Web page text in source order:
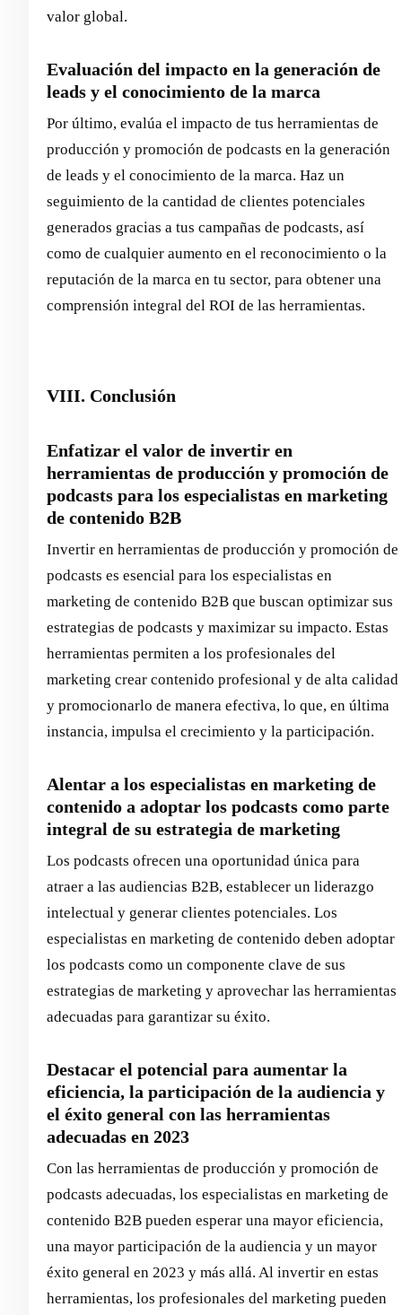
valor global.
Evaluación del impacto en la generación de
leads y el conocimiento de la marca
Por último, evalúa el impacto de tus herramientas de
producción y promoción de podcasts en la generación
de leads y el conocimiento de la marca. Haz un
seguimiento de la cantidad de clientes potenciales
generados gracias a tus campañas de podcasts, así
como de cualquier aumento en el reconocimiento o la
reputación de la marca en tu sector, para obtener una
comprensión integral del ROI de las herramientas.
VIII. Conclusión
Enfatizar el valor de invertir en
herramientas de producción y promoción de
podcasts para los especialistas en marketing
de contenido B2B
Invertir en herramientas de producción y promoción de
podcasts es esencial para los especialistas en
marketing de contenido B2B que buscan optimizar sus
estrategias de podcasts y maximizar su impacto. Estas
herramientas permiten a los profesionales del
marketing crear contenido profesional y de alta calidad
y promocionarlo de manera efectiva, lo que, en última
instancia, impulsa el crecimiento y la participación.
Alentar a los especialistas en marketing de
contenido a adoptar los podcasts como parte
integral de su estrategia de marketing
Los podcasts ofrecen una oportunidad única para
atraer a las audiencias B2B, establecer un liderazgo
intelectual y generar clientes potenciales. Los
especialistas en marketing de contenido deben adoptar
los podcasts como un componente clave de sus
estrategias de marketing y aprovechar las herramientas
adecuadas para garantizar su éxito.
Destacar el potencial para aumentar la
eficiencia, la participación de la audiencia y
el éxito general con las herramientas
adecuadas en 2023
Con las herramientas de producción y promoción de
podcasts adecuadas, los especialistas en marketing de
contenido B2B pueden esperar una mayor eficiencia,
una mayor participación de la audiencia y un mayor
éxito general en 2023 y más allá. Al invertir en estas
herramientas, los profesionales del marketing pueden